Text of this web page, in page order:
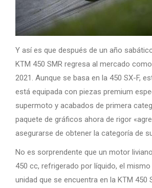
Y así es que después de un año
KTM 450 SMR regresa al mercado
2021. Aunque se basa en la 450 SX-F,
está equipada con piezas premium
supermoto y acabados de primera
paquete de gráficos ahora de rigor
asegurarse de obtener la categoría de
No es sorprendente que un motor
450 cc, refrigerado por líquido, el
unidad que se encuentra en la KTM 450